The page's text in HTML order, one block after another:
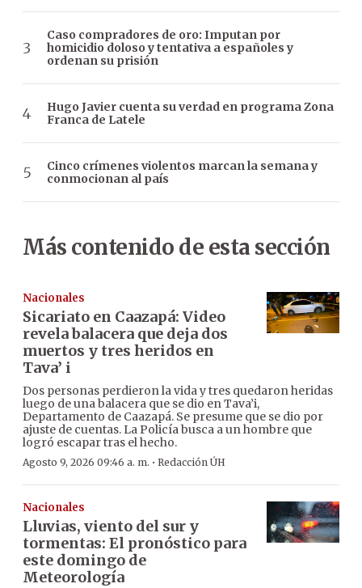
Caso compradores de oro: Imputan por
homicidio doloso y tentativa a españoles y
ordenan su prisión
Hugo Javier cuenta su verdad en programa Zona
Franca de Latele
Cinco crímenes violentos marcan la semana y
conmocionan al país
Más contenido de esta sección
Nacionales
Sicariato en Caazapá: Video
revela balacera que deja dos
muertos y tres heridos en
Tava’ i
Dos personas perdieron la vida y tres quedaron heridas
luego de una balacera que se dio en Tava’i,
Departamento de Caazapá. Se presume que se dio por
ajuste de cuentas. La Policía busca a un hombre que
logró escapar tras el hecho.
Agosto 9, 2026 09:46 a. m. · Redacción ÚH
Nacionales
Lluvias, viento del sur y
tormentas: El pronóstico para
este domingo de
Meteorología